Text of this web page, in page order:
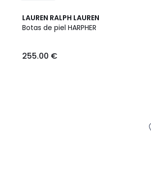
LAUREN RALPH LAUREN
Botas de piel HARPHER
€.
255.00 €